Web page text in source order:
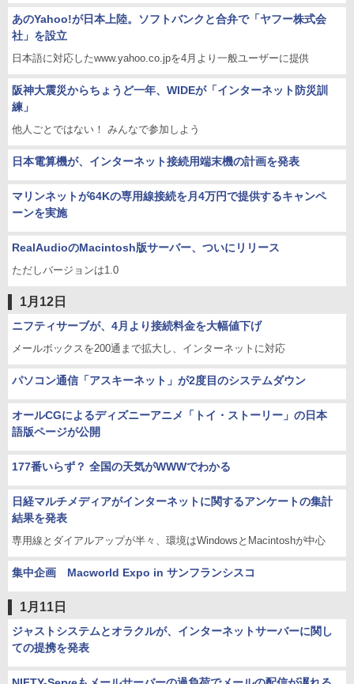
あのYahoo!が日本上陸。ソフトバンクと合弁で「ヤフー株式会
社」を設立
日本語に対応したwww.yahoo.co.jpを4月より一般ユーザーに提供
阪神大震災からちょうど一年、WIDEが「インターネット防災訓
練」
他人ごとではない！ みんなで参加しよう
日本電算機が、インターネット接続用端末機の計画を発表
マリンネットが64Kの専用線接続を月4万円で提供するキャンペ
ーンを実施
RealAudioのMacintosh版サーバー、ついにリリース
ただしバージョンは1.0
1月12日
ニフティサーブが、4月より接続料金を大幅値下げ
メールボックスを200通まで拡大し、インターネットに対応
パソコン通信「アスキーネット」が2度目のシステムダウン
オールCGによるディズニーアニメ「トイ・ストーリー」の日本
語版ページが公開
177番いらず？ 全国の天気がWWWでわかる
日経マルチメディアがインターネットに関するアンケートの集計
結果を発表
専用線とダイアルアップが半々、環境はWindowsとMacintoshが中心
集中企画 Macworld Expo in サンフランシスコ
1月11日
ジャストシステムとオラクルが、インターネットサーバーに関し
ての提携を発表